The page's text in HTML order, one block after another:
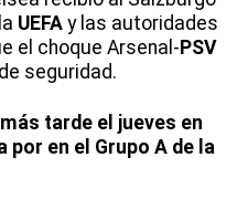
UEFA y las autoridades
el choque Arsenal- PSV
seguridad.
tarde el jueves en
por en el Grupo A de la